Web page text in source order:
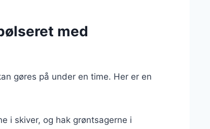
med
gøres på under en time. Her er en
i skiver, og hak grøntsagerne i